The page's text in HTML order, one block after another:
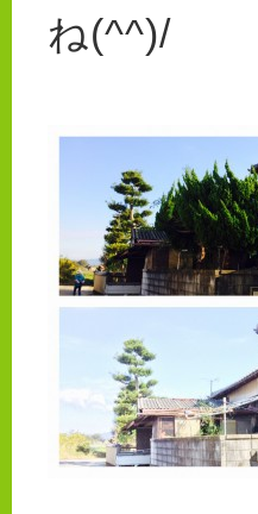
ね(^^)/